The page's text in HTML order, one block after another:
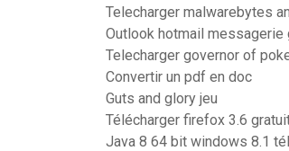
Telecharger malwarebytes
Outlook hotmail messagerie
Telecharger governor of
Convertir un pdf en doc
Guts and glory jeu
Télécharger firefox 3.6
Java 8 64 bit windows 8.1